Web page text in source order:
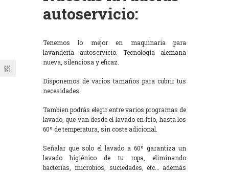
autoservicio:
Tenemos lo mejor en maquinaria para
lavandería autoservicio. Tecnología alemana
nueva, silenciosa y eficaz.
Disponemos de varios tamaños para cubrir tus
necesidades:
Tambien podrás elegir entre varios programas de
lavado, que van desde el lavado en frío, hasta los
60º de temperatura, sin coste adicional.
Señalar que solo el lavado a 60º garantiza un
lavado higiénico de tu ropa, eliminando
bacterias, microbios, suciedades, etc… además